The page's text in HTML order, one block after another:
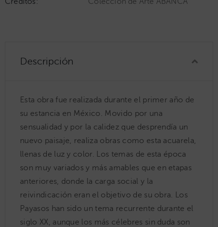
Descripción
Esta obra fue realizada durante el primer año de
su estancia en México. Movido por una
sensualidad y por la calidez que desprendía un
nuevo paisaje, realiza obras como esta acuarela,
llenas de luz y color. Los temas de esta época
son muy variados y más amables que en etapas
anteriores, donde la carga social y la
reivindicación eran el objetivo de su obra. Los
Payasos han sido un tema recurrente durante el
siglo XX, aunque los más célebres sin duda son